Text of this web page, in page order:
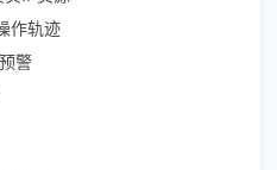
作轨迹
警